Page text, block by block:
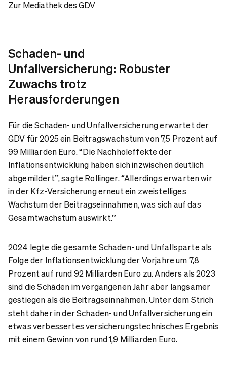
Zur Mediathek des GDV
Schaden- und
Unfallversicherung: Robuster
Zuwachs trotz
Herausforderungen
Für die Schaden- und Unfallversicherung erwartet der
GDV für 2025 ein Beitragswachstum von 7,5 Prozent auf
99 Milliarden Euro. “Die Nachholeffekte der
Inflationsentwicklung haben sich inzwischen deutlich
abgemildert”, sagte Rollinger. “Allerdings erwarten wir
in der Kfz-Versicherung erneut ein zweistelliges
Wachstum der Beitragseinnahmen, was sich auf das
Gesamtwachstum auswirkt.”
2024 legte die gesamte Schaden- und Unfallsparte als
Folge der Inflationsentwicklung der Vorjahre um 7,8
Prozent auf rund 92 Milliarden Euro zu. Anders als 2023
sind die Schäden im vergangenen Jahr aber langsamer
gestiegen als die Beitragseinnahmen. Unter dem Strich
steht daher in der Schaden- und Unfallversicherung ein
etwas verbessertes versicherungstechnisches Ergebnis
mit einem Gewinn von rund 1,9 Milliarden Euro.